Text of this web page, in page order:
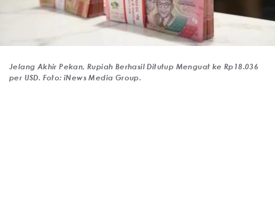
Jelang Akhir Pekan, Rupiah Berhasil Ditutup Menguat ke Rp18.036
per USD. Foto: iNews Media Group.